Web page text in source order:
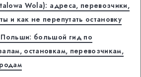
Wola): адреса, перевозчики,
и как не перепутать остановку
большой гид по
остановкам, перевозчикам,